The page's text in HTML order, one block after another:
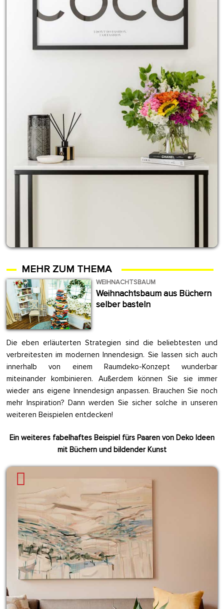
MEHR ZUM THEMA
WEIHNACHTSBAUM
Weihnachtsbaum aus Büchern
selber basteln
Die eben erläuterten Strategien sind die beliebtesten und
verbreitesten im modernen Innendesign. Sie lassen sich auch
innerhalb von einem Raumdeko-Konzept wunderbar
miteinander kombinieren. Außerdem können Sie sie immer
wieder ans eigene Innendesign anpassen. Brauchen Sie noch
mehr Inspiration? Dann werden Sie sicher solche in unseren
weiteren Beispielen entdecken!
Ein weiteres fabelhaftes Beispiel fürs Paaren von Deko Ideen
mit Büchern und bildender Kunst